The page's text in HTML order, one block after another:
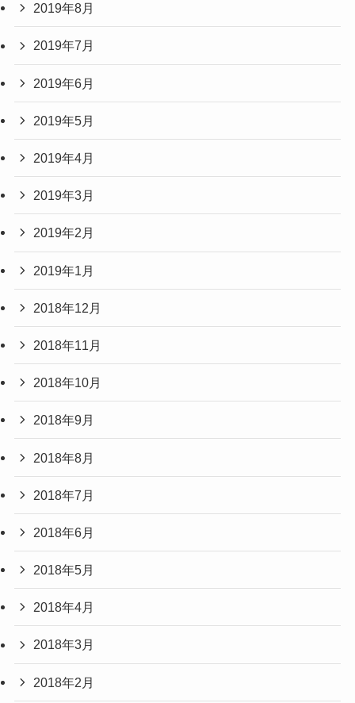
2019年8月
2019年7月
2019年6月
2019年5月
2019年4月
2019年3月
2019年2月
2019年1月
2018年12月
2018年11月
2018年10月
2018年9月
2018年8月
2018年7月
2018年6月
2018年5月
2018年4月
2018年3月
2018年2月